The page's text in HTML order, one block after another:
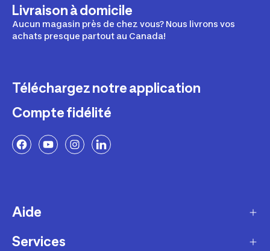
Livraison à domicile
Aucun magasin près de chez vous? Nous livrons vos
achats presque partout au Canada!
Téléchargez notre application
Compte fidélité
Aide
Livraison
Services